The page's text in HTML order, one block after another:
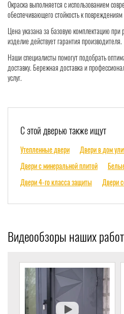
Окраска выполняется с использованием
обеспечивающего стойкость к
Цена указана за базовую комплектацию
изделие действует гарантия производителя.
Наши специалисты помогут подобрать
доставку. Бережная доставка и
услуг.
С этой дверью также ищут
Утепленные двери
Двери в дом
Двери с минеральной плитой
Двери 4-го класса защиты
Двери
Видеообзоры наших работ